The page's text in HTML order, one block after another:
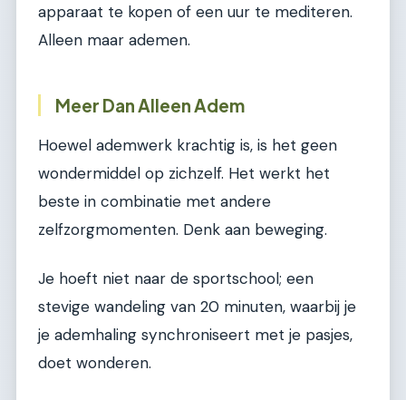
apparaat te kopen of een uur te mediteren.
Alleen maar ademen.
Meer Dan Alleen Adem
Hoewel ademwerk krachtig is, is het geen
wondermiddel op zichzelf. Het werkt het
beste in combinatie met andere
zelfzorgmomenten. Denk aan beweging.
Je hoeft niet naar de sportschool; een
stevige wandeling van 20 minuten, waarbij je
je ademhaling synchroniseert met je pasjes,
doet wonderen.